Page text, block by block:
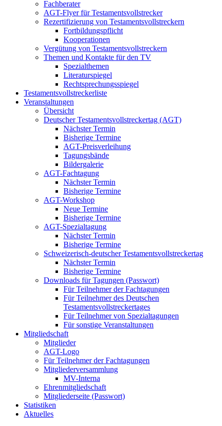
Fachberater
AGT-Flyer für Testamentsvollstrecker
Rezertifizierung von Testamentsvollstreckern
Fortbildungspflicht
Kooperationen
Vergütung von Testamentsvollstreckern
Themen und Kontakte für den TV
Spezialthemen
Literaturspiegel
Rechtsprechungsspiegel
Testamentsvollstreckerliste
Veranstaltungen
Übersicht
Deutscher Testamentsvollstreckertag (AGT)
Nächster Termin
Bisherige Termine
AGT-Preisverleihung
Tagungsbände
Bildergalerie
AGT-Fachtagung
Nächster Termin
Bisherige Termine
AGT-Workshop
Neue Termine
Bisherige Termine
AGT-Spezialtagung
Nächster Termin
Bisherige Termine
Schweizerisch-deutscher Testamentsvollstreckertag
Nächster Termin
Bisherige Termine
Downloads für Tagungen (Passwort)
Für Teilnehmer der Fachtagungen
Für Teilnehmer des Deutschen
Testamentsvollstreckertages
Für Teilnehmer von Spezialtagungen
Für sonstige Veranstaltungen
Mitgliedschaft
Mitglieder
AGT-Logo
Für Teilnehmer der Fachtagungen
Mitgliederversammlung
MV-Interna
Ehrenmitgliedschaft
Mitgliederseite (Passwort)
Statistiken
Aktuelles